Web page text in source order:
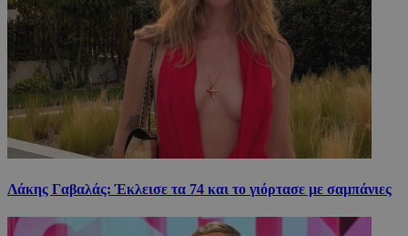
Λάκης Γαβαλάς: Έκλεισε τα 74 και το γιόρτασε με σαμπάνιες